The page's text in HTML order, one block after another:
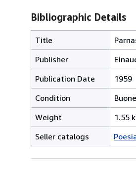
Bibliographic Details
Title
Publisher
Publication Date
1959
Condition
Buone
Weight
1.55
Seller catalogs